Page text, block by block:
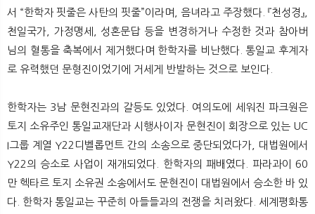
서 “한학자 핏줄은 사탄의 핏줄”이라며, 음녀라고 주장했다. 『천성경』,
천일국가, 가정맹세, 성혼문답 등을 변경하거나 수정한 것과 참아버
님의 혈통을 축복에서 제거했다며 한학자를 비난했다. 통일교 후계자
로 유력했던 문형진이었기에 거세게 반발하는 것으로 보인다.
한학자는 3남 문현진과의 갈등도 있었다. 여의도에 세워진 파크원은
토지 소유주인 통일교재단과 시행사이자 문현진이 회장으로 있는 UC
I그룹 계열 Y22디벨롭먼트 간의 소송으로 중단되었다가, 대법원에서
Y22의 승소로 사업이 재개되었다. 한학자의 패배였다. 파라과이 60
만 헥타르 토지 소유권 소송에서도 문현진이 대법원에서 승소한 바 있
다. 한학자 통일교는 꾸준히 아들들과의 전쟁을 치러왔다. 세계평화통